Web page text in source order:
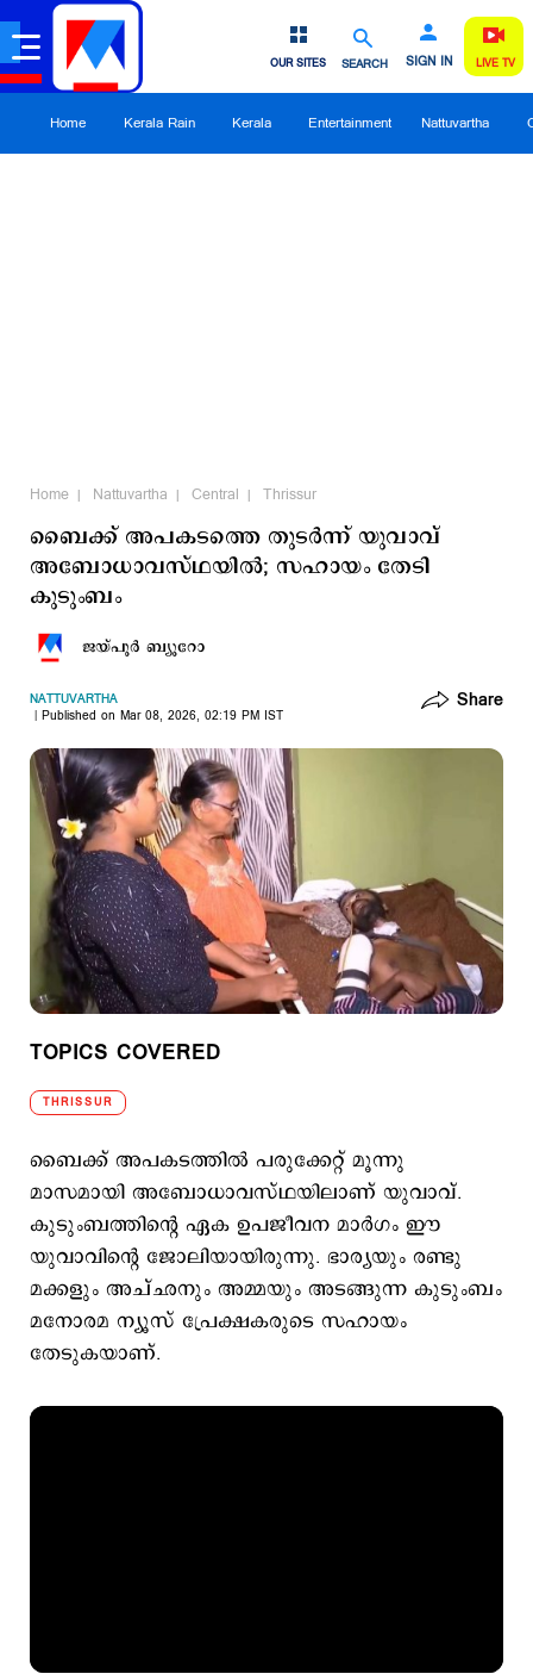
SEARCH SIGN IN
OUR SITES LIVE TV
Home Kerala Rain Kerala Entertainment Nattuvartha
Home Nattuvartha Central Thrissur
ബൈക്ക് അപകടത്തെ തുടര്‍ന്ന് യുവാവ്
അബോധാവസ്ഥയില്‍; സഹായം തേടി
കുടുംബം
ജയ്പൂര്‍ ബ്യൂറോ
NATTUVARTHA
Published on Mar 08, 2026, 02:19 PM IST
Share
TOPICS COVERED
THRISSUR
ബൈക്ക് അപകടത്തില്‍ പരുക്കേറ്റ് മൂന്നു
മാസമായി അബോധാവസ്ഥയിലാണ് യുവാവ്.
കുടുംബത്തിന്‍റെ ഏക ഉപജീവന മാര്‍ഗം ഈ
യുവാവിന്‍റെ ജോലിയായിരുന്നു. ഭാര്യയും രണ്ടു
മക്കളും അച്ഛനും അമ്മയും അടങ്ങുന്ന കുടുംബം
മനോരമ ന്യൂസ് പ്രേക്ഷകരുടെ സഹായം
തേടുകയാണ്.